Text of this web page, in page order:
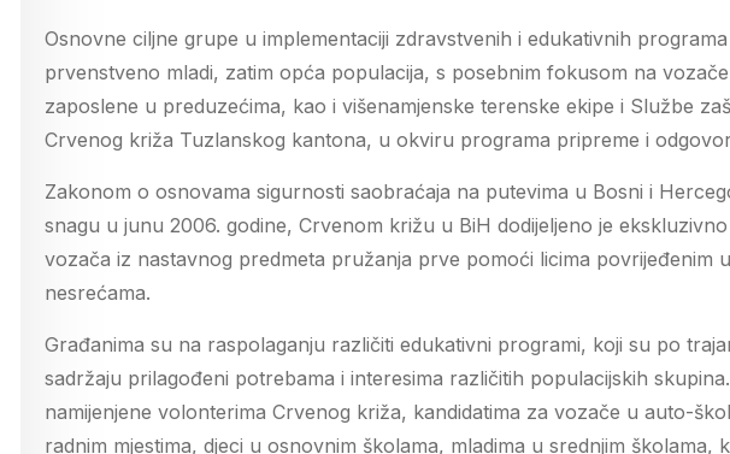
Osnovne ciljne grupe u implementaciji zdravstvenih i edukativnih
prvenstveno mladi, zatim opća populacija, s posebnim fokusom na
zaposlene u preduzećima, kao i višenamjenske terenske ekipe i Službe
Crvenog križa Tuzlanskog kantona, u okviru programa pripreme i
Zakonom o osnovama sigurnosti saobraćaja na putevima u Bosni i
snagu u junu 2006. godine, Crvenom križu u BiH dodijeljeno je
vozača iz nastavnog predmeta pružanja prve pomoći licima povrijeđenim
nesrećama.
Građanima su na raspolaganju različiti edukativni programi, koji su po
sadržaju prilagođeni potrebama i interesima različitih populacijskih
namijenjene volonterima Crvenog križa, kandidatima za vozače u auto-
radnim mjestima, djeci u osnovnim školama, mladima u srednjim školama,